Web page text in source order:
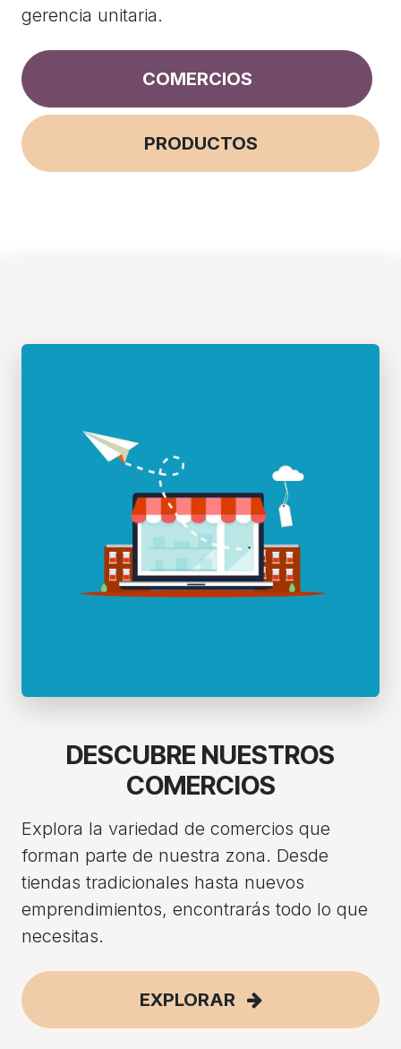
gerencia unitaria.
COMERCIOS
PRODUCTOS
DESCUBRE NUESTROS
COMERCIOS
Explora la variedad de comercios que
forman parte de nuestra zona. Desde
tiendas tradicionales hasta nuevos
emprendimientos, encontrarás todo lo que
necesitas.
EXPLORAR